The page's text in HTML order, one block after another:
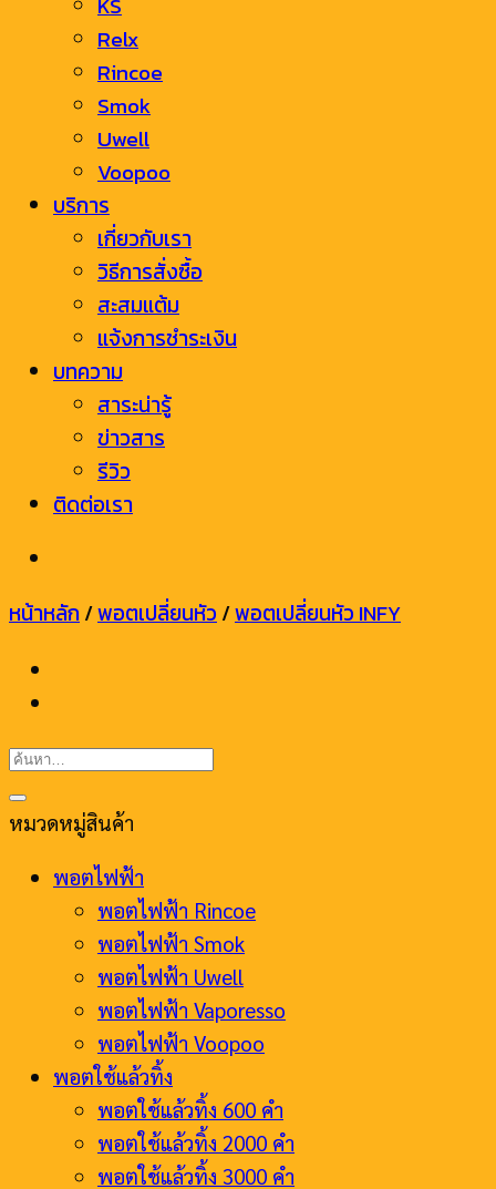
Relx
Rincoe
Smok
Uwell
Voopoo
บริการ
เกี่ยวกับเรา
วิธีการสั่งซื้อ
สะสมแต้ม
แจ้งการชำระเงิน
บทความ
สาระน่ารู้
ข่าวสาร
รีวิว
ติดต่อเรา
หน้าหลัก/พอตเปลี่ยนหัว/พอตเปลี่ยนหัว INFY
ค้นหา:
หมวดหมู่สินค้า
พอตไฟฟ้า
พอตไฟฟ้า Rincoe
พอตไฟฟ้า Smok
พอตไฟฟ้า Uwell
พอตไฟฟ้า Vaporesso
พอตไฟฟ้า Voopoo
พอตใช้แล้วทิ้ง
พอตใช้แล้วทิ้ง 600 คำ
พอตใช้แล้วทิ้ง 2000 คำ
พอตใช้แล้วทิ้ง 3000 คำ